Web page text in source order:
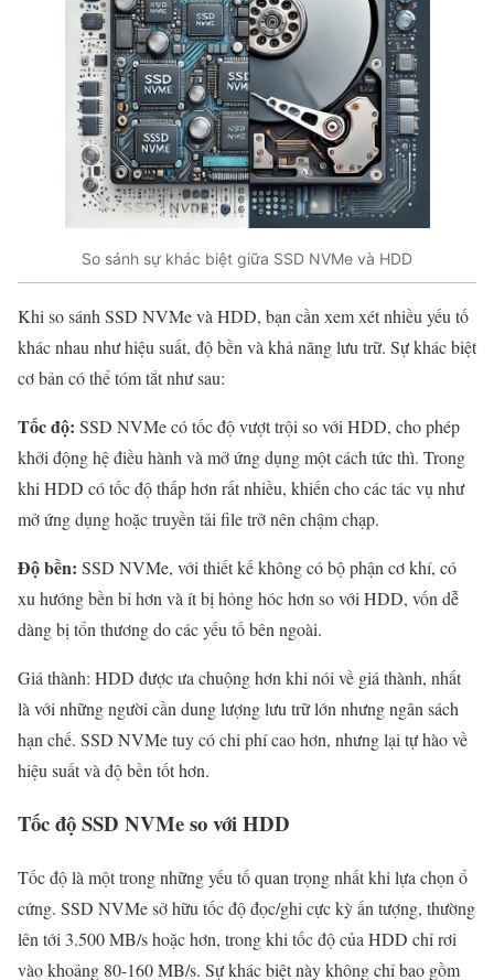
So sánh sự khác biệt giữa SSD NVMe và HDD
Khi so sánh SSD NVMe và HDD, bạn cần xem xét nhiều yếu tố
khác nhau như hiệu suất, độ bền và khả năng lưu trữ. Sự khác biệt
cơ bản có thể tóm tắt như sau:
Tốc độ: SSD NVMe có tốc độ vượt trội so với HDD, cho phép
khởi động hệ điều hành và mở ứng dụng một cách tức thì. Trong
khi HDD có tốc độ thấp hơn rất nhiều, khiến cho các tác vụ như
mở ứng dụng hoặc truyền tải file trở nên chậm chạp.
Độ bền: SSD NVMe, với thiết kế không có bộ phận cơ khí, có
xu hướng bền bỉ hơn và ít bị hỏng hóc hơn so với HDD, vốn dễ
dàng bị tổn thương do các yếu tố bên ngoài.
Giá thành: HDD được ưa chuộng hơn khi nói về giá thành, nhất
là với những người cần dung lượng lưu trữ lớn nhưng ngân sách
hạn chế. SSD NVMe tuy có chi phí cao hơn, nhưng lại tự hào về
hiệu suất và độ bền tốt hơn.
Tốc độ SSD NVMe so với HDD
Tốc độ là một trong những yếu tố quan trọng nhất khi lựa chọn ổ
cứng. SSD NVMe sở hữu tốc độ đọc/ghi cực kỳ ấn tượng, thường
lên tới 3.500 MB/s hoặc hơn, trong khi tốc độ của HDD chỉ rơi
vào khoảng 80-160 MB/s. Sự khác biệt này không chỉ bao gồm